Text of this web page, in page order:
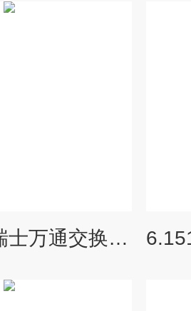
6.1556.210瑞士万通交换单元及耗材计量管活塞